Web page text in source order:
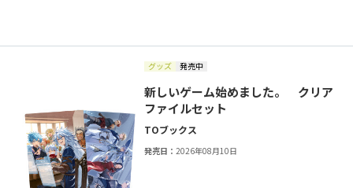
グッズ 発売中
新しいゲーム始めました。 クリア
ファイルセット
TOブックス
発売日：2026年08月10日